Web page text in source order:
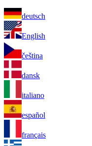
deutsch
English
čeština
dansk
italiano
español
français